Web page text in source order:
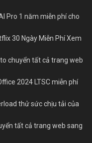
Pro 1 năm miễn phí cho
30 Ngày Miễn Phí Xem
chuyển tất cả trang web
2024 LTSC miễn phí
thử sức chịu tải của
tất cả trang web sang